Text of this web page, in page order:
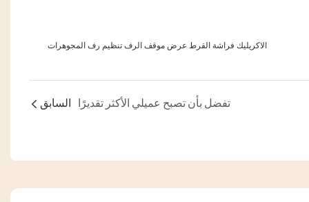
الاكريليك فراشة القرط عرض موقف الرف تنظيم رف المجوهرات
السابق تفضل بأن تصبح عميلي الأكثر تقديرًا